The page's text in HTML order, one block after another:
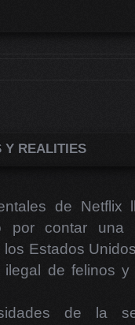
Y REALITIES
de Netflix
por contar una
Estados
de felinos
de la